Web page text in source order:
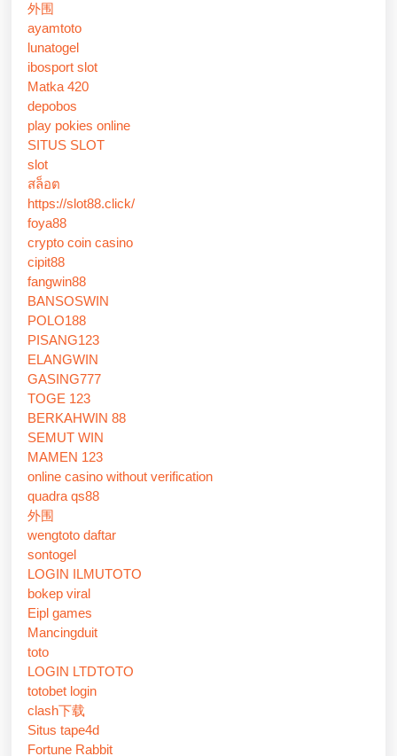
外围
ayamtoto
lunatogel
ibosport slot
Matka 420
depobos
play pokies online
SITUS SLOT
slot
สล็อต
https://slot88.click/
foya88
crypto coin casino
cipit88
fangwin88
BANSOSWIN
POLO188
PISANG123
ELANGWIN
GASING777
TOGE 123
BERKAHWIN 88
SEMUT WIN
MAMEN 123
online casino without verification
quadra qs88
外围
wengtoto daftar
sontogel
LOGIN ILMUTOTO
bokep viral
Eipl games
Mancingduit
toto
LOGIN LTDTOTO
totobet login
clash下载
Situs tape4d
Fortune Rabbit